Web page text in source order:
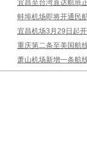
宜昌至台湾直达航班
蚌埠机场即将开通民
宜昌机场3月29日起
重庆第二条至美国航
萧山机场新增一条航